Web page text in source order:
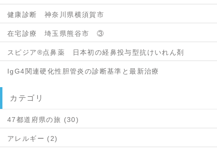
健康診断 神奈川県横須賀市
在宅診療 埼玉県熊谷市 ③
スピジア®点鼻薬 日本初の経鼻投与型抗けいれん剤
IgG4関連硬化性胆管炎の診断基準と最新治療
カテゴリ
47都道府県の旅 (30)
アレルギー (2)